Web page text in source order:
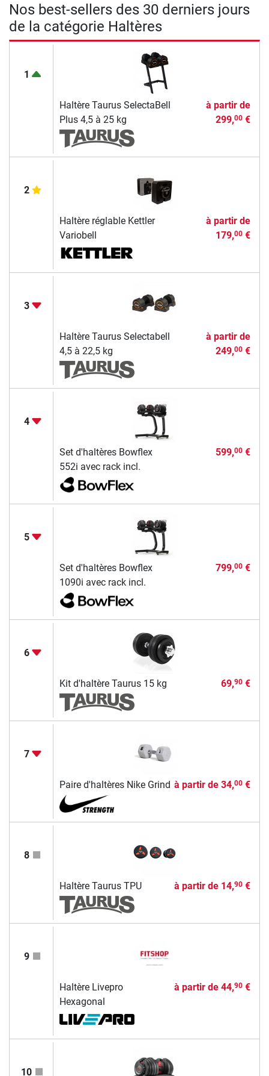
Nos best-sellers des 30 derniers jours
de la catégorie Haltères
1
Haltère Taurus SelectaBell
Plus 4,5 à 25 kg
à partir de
299,00€
2
Haltère réglable Kettler
Variobell
à partir de
179,00€
3
Haltère Taurus Selectabell
4,5 à 22,5 kg
à partir de
249,00€
4
Set d'haltères Bowflex
552i avec rack incl.
599,00€
5
Set d'haltères Bowflex
1090i avec rack incl.
799,00€
6
Kit d'haltère Taurus 15 kg 69,90€
7
Paire d'haltères Nike Grind à partir de 34,00€
8
Haltère Taurus TPU à partir de 14,90€
9
Haltère Livepro
Hexagonal
à partir de 44,90€
10